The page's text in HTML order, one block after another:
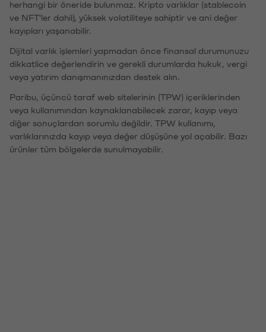
herhangi bir öneride bulunmaz. Kripto varlıklar (stablecoin
ve NFT'ler dahil), yüksek volatiliteye sahiptir ve ani değer
kayıpları yaşanabilir.
Dijital varlık işlemleri yapmadan önce finansal durumunuzu
dikkatlice değerlendirin ve gerekli durumlarda hukuk, vergi
veya yatırım danışmanınızdan destek alın.
Paribu, üçüncü taraf web sitelerinin (TPW) içeriklerinden
veya kullanımından kaynaklanabilecek zarar, kayıp veya
diğer sonuçlardan sorumlu değildir. TPW kullanımı,
varlıklarınızda kayıp veya değer düşüşüne yol açabilir. Bazı
ürünler tüm bölgelerde sunulmayabilir.